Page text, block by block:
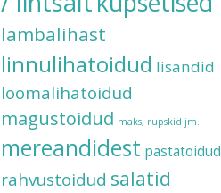
lambalihast
linnulihatoidud lisandid
loomalihatoidud
magustoidud maks, rupskid jm.
mereandidest pastatoidud
rahvustoidud salatid